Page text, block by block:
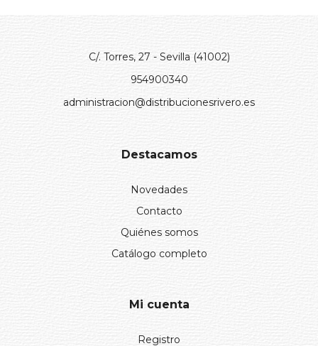
C/. Torres, 27 - Sevilla (41002)
954900340
administracion@distribucionesrivero.es
Destacamos
Novedades
Contacto
Quiénes somos
Catálogo completo
Mi cuenta
Registro